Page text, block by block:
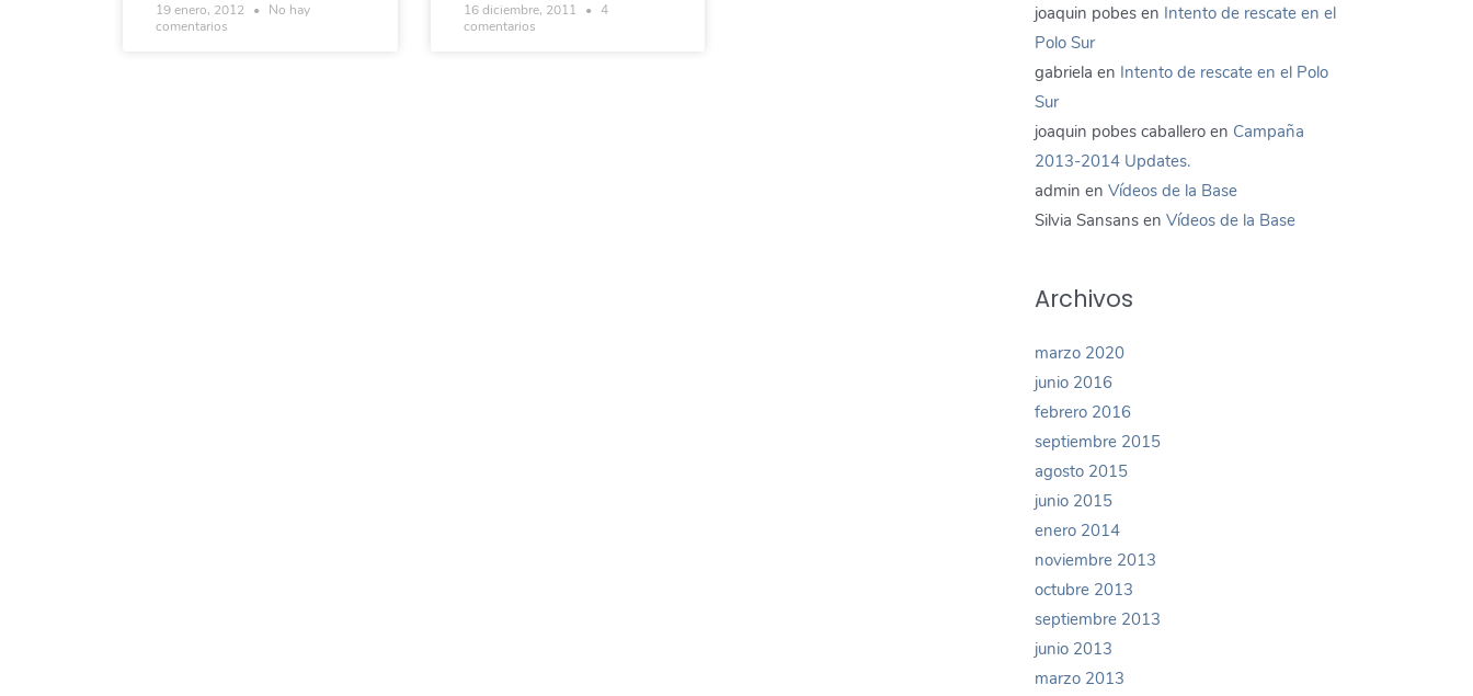
19 enero, 2012
No hay
comentarios
16 diciembre, 2011
4
comentarios
joaquin pobesen Intento de rescate en el
Polo Sur
gabriela en Intento de rescate en el Polo
Sur
joaquin pobes caballeroen Campaña
2013-2014 Updates.
admin en Vídeos de la Base
Silvia Sansansen Vídeos de la Base
Archivos
marzo 2020
junio 2016
febrero 2016
septiembre 2015
agosto 2015
junio 2015
enero 2014
noviembre 2013
octubre 2013
septiembre 2013
junio 2013
marzo 2013